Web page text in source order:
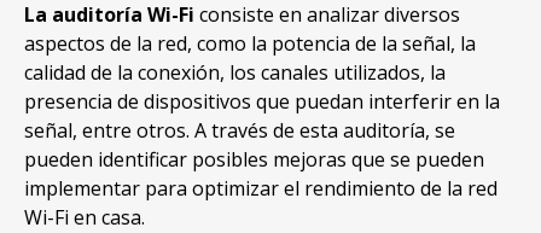
La auditoría Wi-Fi consiste en analizar diversos
aspectos de la red, como la potencia de la señal, la
calidad de la conexión, los canales utilizados, la
presencia de dispositivos que puedan interferir en la
señal, entre otros. A través de esta auditoría, se
pueden identificar posibles mejoras que se pueden
implementar para optimizar el rendimiento de la red
Wi-Fi en casa.